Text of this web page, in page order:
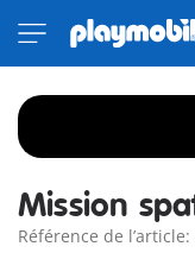
Mission
Référence de l’article: